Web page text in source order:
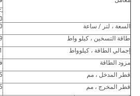
السعة ، لتر / ساعة
طاقة التسخين ، كيلو واط
9
إجمالي الطاقة ، كيلوواط
مزود الطاقة
قطر المدخل ، مم
قطر المخرج ، مم